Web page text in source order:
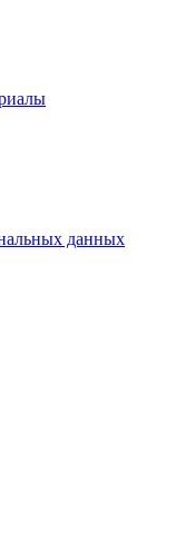
данных